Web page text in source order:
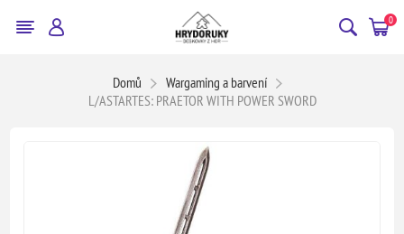
0
Domů
Wargaming a barvení
L/ASTARTES: PRAETOR WITH POWER SWORD